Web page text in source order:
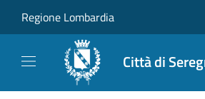
Regione Lombardia
Città di